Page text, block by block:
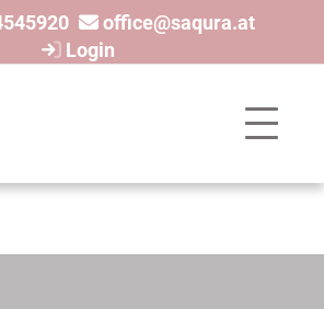
office@saqura.at
Login